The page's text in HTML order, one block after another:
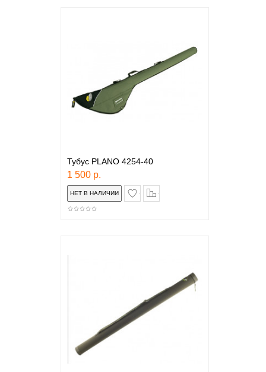
Тубус PLANO 4254-40
1 500 р.
в закладки